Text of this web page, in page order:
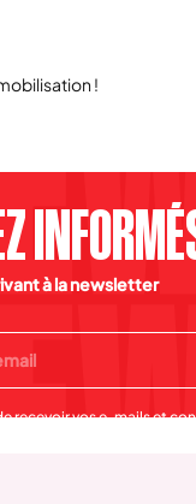
!
à la newsletter
recevoir vos e-mails et